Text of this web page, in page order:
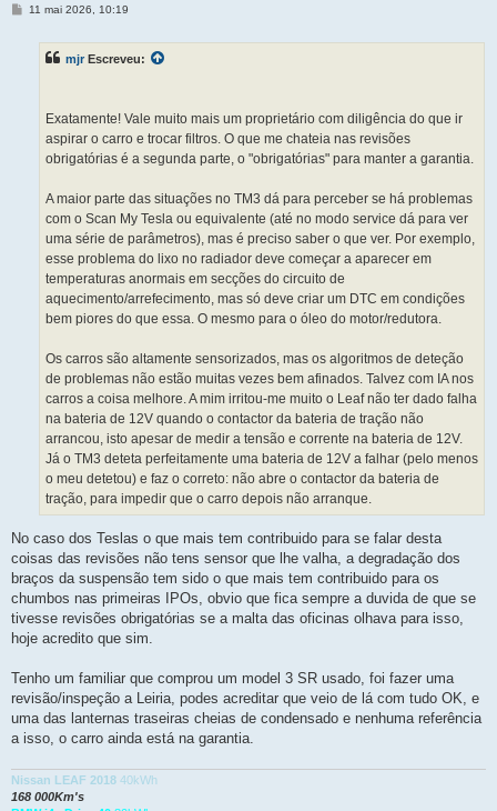
M11 mai 2026, 10:19
mjr Escreveu:
Exatamente! Vale muito mais um proprietário com diligência do que ir
aspirar o carro e trocar filtros. O que me chateia nas revisões
obrigatórias é a segunda parte, o "obrigatórias" para manter a garantia.
A maior parte das situações no TM3 dá para perceber se há problemas
com o Scan My Tesla ou equivalente (até no modo service dá para ver
uma série de parâmetros), mas é preciso saber o que ver. Por exemplo,
esse problema do lixo no radiador deve começar a aparecer em
temperaturas anormais em secções do circuito de
aquecimento/arrefecimento, mas só deve criar um DTC em condições
bem piores do que essa. O mesmo para o óleo do motor/redutora.
Os carros são altamente sensorizados, mas os algoritmos de deteção
de problemas não estão muitas vezes bem afinados. Talvez com IA nos
carros a coisa melhore. A mim irritou-me muito o Leaf não ter dado falha
na bateria de 12V quando o contactor da bateria de tração não
arrancou, isto apesar de medir a tensão e corrente na bateria de 12V.
Já o TM3 deteta perfeitamente uma bateria de 12V a falhar (pelo menos
o meu detetou) e faz o correto: não abre o contactor da bateria de
tração, para impedir que o carro depois não arranque.
No caso dos Teslas o que mais tem contribuido para se falar desta
coisas das revisões não tens sensor que lhe valha, a degradação dos
braços da suspensão tem sido o que mais tem contribuido para os
chumbos nas primeiras IPOs, obvio que fica sempre a duvida de que se
tivesse revisões obrigatórias se a malta das oficinas olhava para isso,
hoje acredito que sim.
Tenho um familiar que comprou um model 3 SR usado, foi fazer uma
revisão/inspeção a Leiria, podes acreditar que veio de lá com tudo OK, e
uma das lanternas traseiras cheias de condensado e nenhuma referência
a isso, o carro ainda está na garantia.
Nissan LEAF 2018 40kWh
168 000Km's